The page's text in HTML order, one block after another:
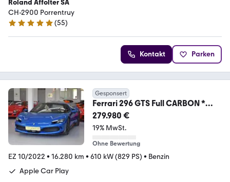
Roland Affolter SA
CH-2900 Porrentruy
5 Sterne
(55)
Kontakt Parken
Gesponsert
Ferrari 296 GTS Full CARBON *
ACC * AppleCarPlay * JBL
279.980 €
19% MwSt.
Ohne Bewertung
EZ 10/2022 • 16.280 km • 610 kW (829 PS) • Benzin
Apple Car Play